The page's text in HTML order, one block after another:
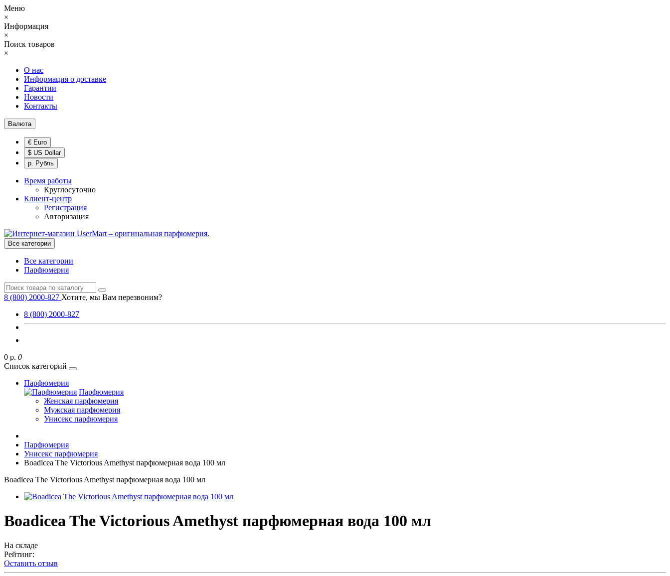
Меню
×
Информация
×
Поиск товаров
×
О нас
Информация о доставке
Гарантии
Новости
Контакты
Валюта
€ Euro
$ US Dollar
р. Рубль
Время работы
Круглосуточно
Клиент-центр
Регистрация
Авторизация
Все категории
Все категории
Парфюмерия
8 (800) 2000-827 Хотите, мы Вам перезвоним?
8 (800) 2000-827
0 р. 0
Список категорий
Парфюмерия
Парфюмерия
Женская парфюмерия
Мужская парфюмерия
Унисекс парфюмерия
Парфюмерия
Унисекс парфюмерия
Boadicea The Victorious Amethyst парфюмерная вода 100 мл
Boadicea The Victorious Amethyst парфюмерная вода 100 мл
Boadicea The Victorious Amethyst парфюмерная вода 100 мл
На складе
Рейтинг:
Оставить отзыв